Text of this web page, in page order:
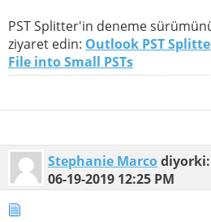
PST Splitter'in deneme
ziyaret edin: Outlook PST
File into Small PSTs
Stephanie Marcodiyorki:
06-19-2019 12:25 PM